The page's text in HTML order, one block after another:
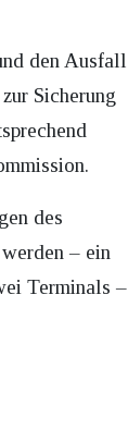
den Ausfall
Sicherung
des
– ein
Terminals –